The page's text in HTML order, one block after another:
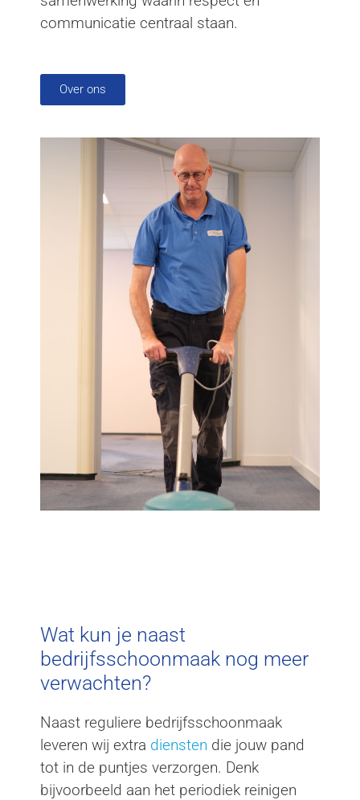
communicatie centraal staan.
Over ons
Wat kun je naast
bedrijfsschoonmaak nog meer
verwachten?
Naast reguliere bedrijfsschoonmaak
leveren wij extra diensten die jouw pand
tot in de puntjes verzorgen. Denk
bijvoorbeeld aan het periodiek reinigen